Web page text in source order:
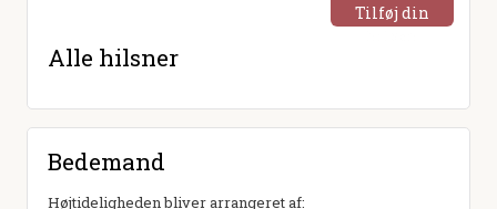
Tilføj din
Alle hilsner
Bedemand
Højtideligheden bliver arrangeret af: